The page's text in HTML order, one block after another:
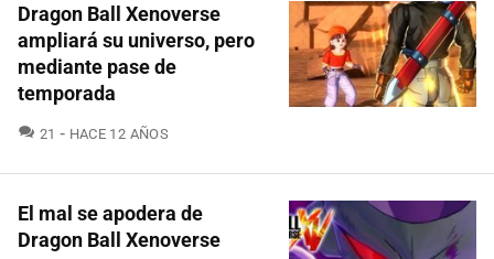
Dragon Ball Xenoverse
ampliará su universo, pero
mediante pase de
temporada
21 COMENTARIOS
HACE 12 AÑOS
El mal se apodera de
Dragon Ball Xenoverse